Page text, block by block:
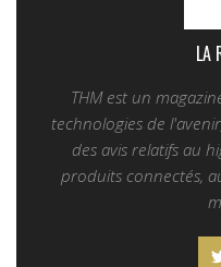
LA
THM est un
technologies de
des avis relatifs au
produits connectés,